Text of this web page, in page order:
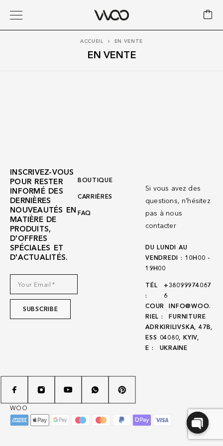
EN VENTE
ACCUEIL EN VENTE
INSCRIVEZ-VOUS
POUR RESTER
INFORMÉ DES
DERNIÈRES
NOUVEAUTÉS EN
MATIÈRE DE
PRODUITS,
D'OFFRES
SPÉCIALES ET
D'ACTUALITÉS.
BOUTIQUE
CARRIÈRES
FAQ
Si vous avez des
questions, n'hésitez
pas à nous
contacter
DU LUNDI AU
VENDREDI : 10H00 -
19H00
TÉL
:
+38099974067
6
COUR
RIEL :
INFO@WOO.
FURNITURE
ADR
ESS
E :
KIRILIVSKA, 47B,
04080, KYIV,
UKRAINE
WOO
O